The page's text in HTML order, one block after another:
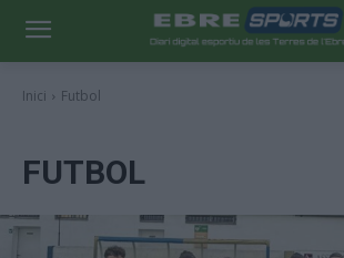
Inici Futbol
FUTBOL